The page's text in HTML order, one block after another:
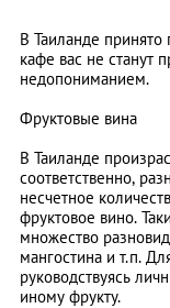
В Таиланде
кафе вас не станут
недопониманием.
Фруктовые вина
В Таиланде
соответственно,
несчетное
фруктовое вино.
множество
мангостина и т.п.
руководствуясь
иному фрукту.